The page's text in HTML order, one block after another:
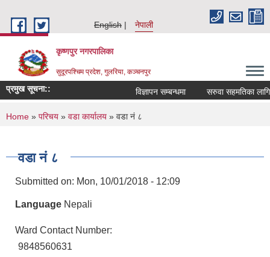
English
नेपाली
कृष्णपुर नगरपालिका
सुदूरपश्चिम प्रदेश, गुलरिया, कञ्चनपुर
प्रमुख सूचना:: विज्ञापन सम्बन्धमा सरुवा सहमतिका
You are here
Home » परिचय » वडा कार्यालय » वडा नं ८
वडा नं ८
Submitted on: Mon, 10/01/2018 - 12:09
Language Nepali
Ward Contact Number:
9848560631